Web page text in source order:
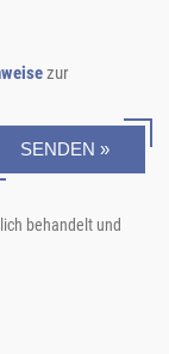
zur
SENDEN »
behandelt und